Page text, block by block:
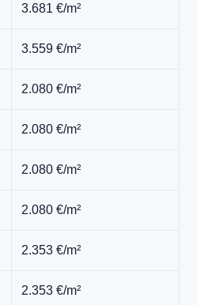
3.681 €/m²
3.559 €/m²
2.080 €/m²
2.080 €/m²
2.080 €/m²
2.080 €/m²
2.353 €/m²
2.353 €/m²